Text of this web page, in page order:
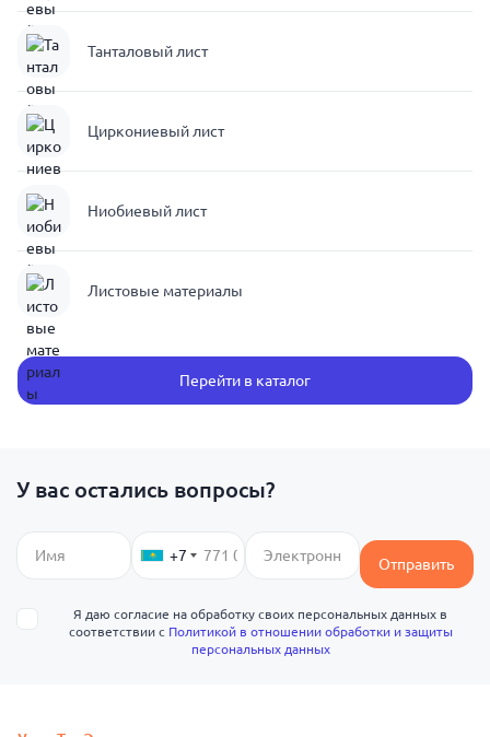
Танталовый лист
Циркониевый лист
Ниобиевый лист
Листовые материалы
Перейти в каталог
У вас остались вопросы?
+7 Отправить
Я даю согласие на обработку своих персональных данных в
соответствии с Политикой в отношении обработки и защиты
персональных данных